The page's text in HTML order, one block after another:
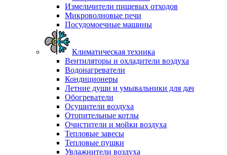
Измельчители пищевых отходов
Микроволновые печи
Посудомоечные машины
Климатическая техника
Вентиляторы и охладители воздуха
Водонагреватели
Кондиционеры
Летние души и умывальники для дач
Обогреватели
Осушители воздуха
Отопительные котлы
Очистители и мойки воздуха
Тепловые завесы
Тепловые пушки
Увлажнители воздуха